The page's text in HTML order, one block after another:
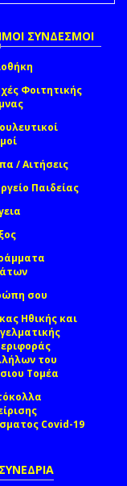
ΣΥΝΔΕΣΜΟΙ
Φοιτητικής
/ Αιτήσεις
Παιδείας
σου
Ηθικής και
του
Τομέα
Covid-19